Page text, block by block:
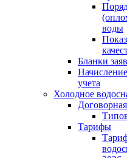
воды
Бланки
учета
Холодное
Тарифы